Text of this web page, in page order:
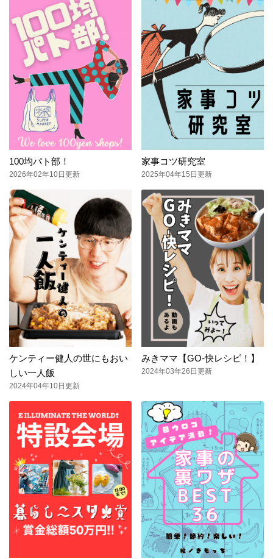
100均パト部！
2026年02年10日更新
家事コツ研究室
2025年04年15日更新
ケンティー健人の世にもおい
しい一人飯
2024年04年10日更新
みきママ【GO-快レシピ！】
2024年03年26日更新